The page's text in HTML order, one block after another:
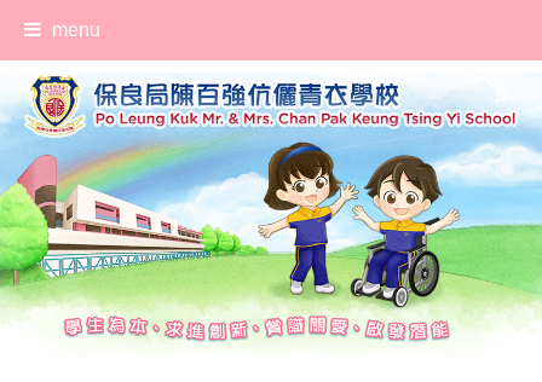
menu